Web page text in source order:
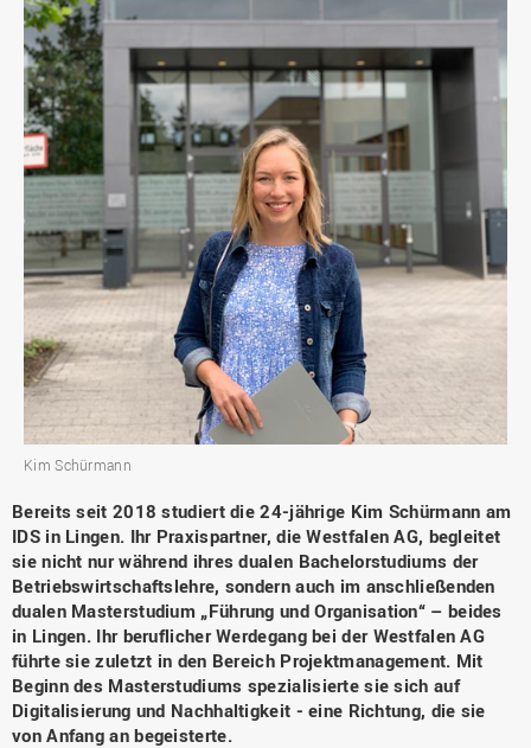
Kim Schürmann
Bereits seit 2018 studiert die 24-jährige Kim Schürmann am
IDS in Lingen. Ihr Praxispartner, die Westfalen AG, begleitet
sie nicht nur während ihres dualen Bachelorstudiums der
Betriebswirtschaftslehre, sondern auch im anschließenden
dualen Masterstudium „Führung und Organisation“ – beides
in Lingen. Ihr beruflicher Werdegang bei der Westfalen AG
führte sie zuletzt in den Bereich Projektmanagement. Mit
Beginn des Masterstudiums spezialisierte sie sich auf
Digitalisierung und Nachhaltigkeit - eine Richtung, die sie
von Anfang an begeisterte.